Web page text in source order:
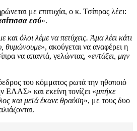
με επιτυχία, ο κ. Τσίπρας λέει:
εσύ».
και όλοι λέμε να πετύχεις. Άμα λέει κάτι
θυμώνουμε», ακούγεται να αναφέρει η
να απαντά, γελώντας, «εντάξει, μην
του κόμματος ρωτά την ηθοποιό
ΕΛΑΣ» και εκείνη τονίζει «μπήκε
και μετά έκανε θραύση», με τους δυο